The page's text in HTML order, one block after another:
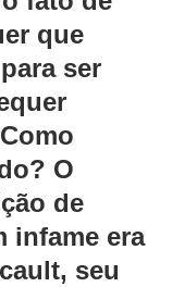
que
ser
O
de
infame era
seu